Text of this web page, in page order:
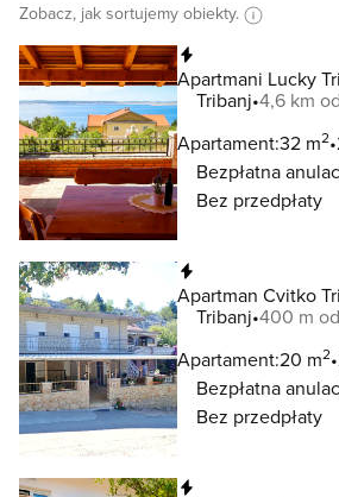
Zobacz, jak sortujemy obiekty.
Apartmani Lucky
Tribanj 4,6 km
Apartament:32 m2
Bezpłatna
Bez przedpłaty
Apartman Cvitko
Tribanj 400 m
Apartament:20 m2
Bezpłatna
Bez przedpłaty